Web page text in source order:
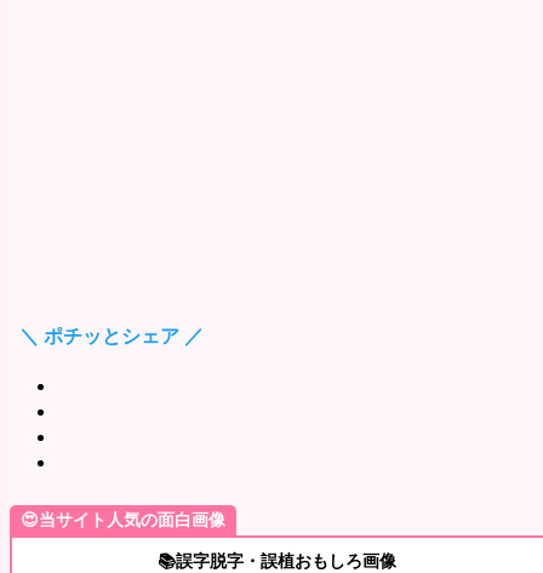
＼ ポチッとシェア ／
😍当サイト人気の面白画像
📚誤字脱字・誤植おもしろ画像